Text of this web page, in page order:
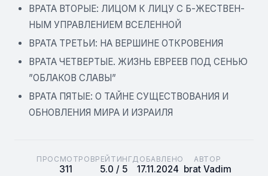
ВРАТА ВТОРЫЕ: ЛИЦОМ К ЛИЦУ С Б-ЖЕСТВЕН-
НЫМ УПРАВЛЕНИЕМ ВСЕЛЕННОЙ
ВРАТА ТРЕТЬИ: НА ВЕРШИНЕ ОТКРОВЕНИЯ
ВРАТА ЧЕТВЕРТЫЕ. ЖИЗНЬ ЕВРЕЕВ ПОД СЕНЬЮ
”ОБЛАКОВ СЛАВЫ”
ВРАТА ПЯТЫЕ: О ТАЙНЕ СУЩЕСТВОВАНИЯ И
ОБНОВЛЕНИЯ МИРА И ИЗРАИЛЯ
ПРОСМОТРОВ
311
РЕЙТИНГ
5.0 / 5
ДОБАВЛЕНО
17.11.2024
АВТОР
brat Vadim